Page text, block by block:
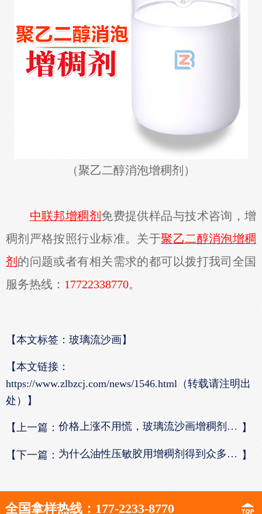
（聚乙二醇消泡增稠剂）
中联邦增稠剂 免费提供样品与技术咨询，增
稠剂严格按照行业标准。关于聚乙二醇消泡增稠
剂 的问题或者有相关需求的都可以拨打我司全国
服务热线： 17722338770。
【本文标签：玻璃流沙画】
【本文链接：
https://www.zlbzcj.com/news/1546.html（转载请注明出
处）】
【上一篇： 价格上涨不用慌，玻璃流沙画增稠剂来帮你 】
【下一篇： 为什么油性压敏胶用增稠剂得到众多增稠者的关注? 】
全国拿样热线：177-2233-8770